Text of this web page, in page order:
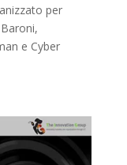
per
e Cyber